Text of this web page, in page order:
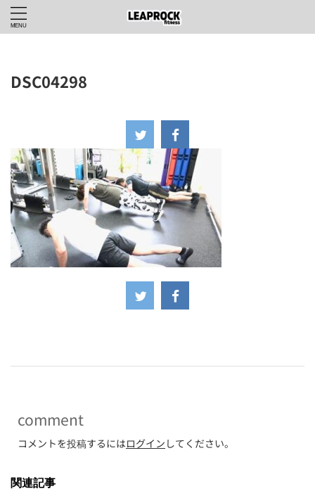
DSC04298
comment
コメントを投稿するにはログイン してください。
関連記事